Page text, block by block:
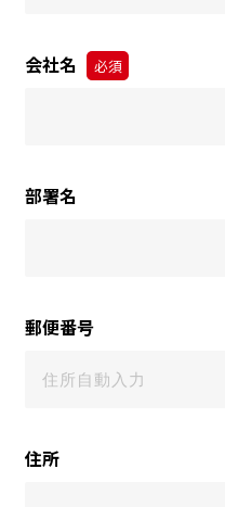
会社名 必須
部署名
郵便番号
住所